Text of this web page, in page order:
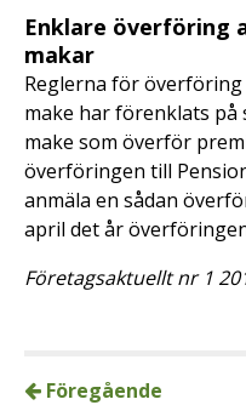
Enklare överföring
makar
Reglerna för
make har förenklats på
make som överför
överföringen till
anmäla en sådan
april det år
Företagsaktuellt nr 1
Föregående